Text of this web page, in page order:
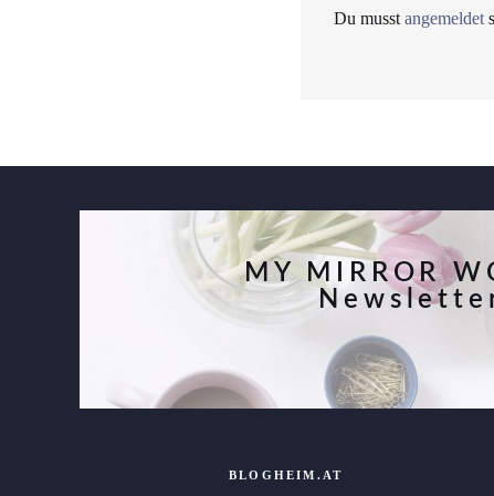
Du musst angemeldet
MY MIRROR
BLOGHEIM.AT